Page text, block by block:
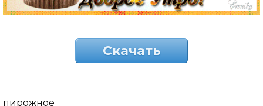
Скачать
пирожное